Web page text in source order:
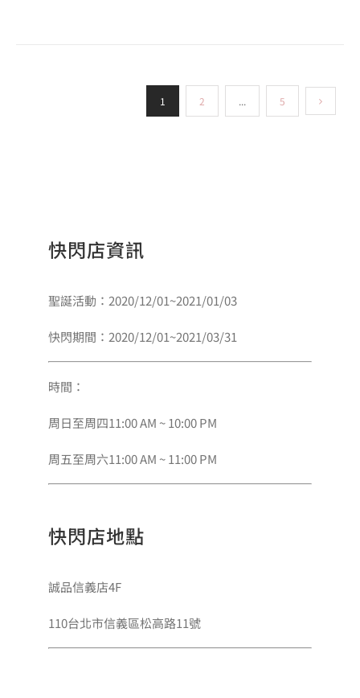
1 2 ... 5
快閃店資訊
聖誕活動：2020/12/01~2021/01/03
快閃期間：2020/12/01~2021/03/31
時間：
周日至周四11:00 AM ~ 10:00 PM
周五至周六11:00 AM ~ 11:00 PM
快閃店地點
誠品信義店4F
110台北市信義區松高路11號